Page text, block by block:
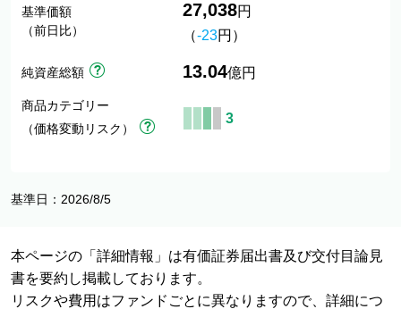
基準価額
（前日比）
27,038円
（-23円）
純資産総額 13.04億円
商品カテゴリー
（価格変動リスク）
3
基準日：2026/8/5
本ページの「詳細情報」は有価証券届出書及び交付目論見
書を要約し掲載しております。
リスクや費用はファンドごとに異なりますので、詳細につ